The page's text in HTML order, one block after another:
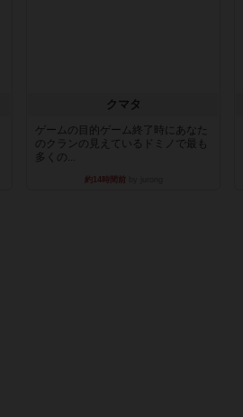
クマタ
ゲームの目的ゲーム終了時にあなた
のクランの見えているドミノで最も
多くの...
約14時間前